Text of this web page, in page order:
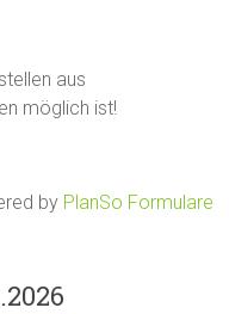
aus
möglich ist!
by PlanSo Formulare